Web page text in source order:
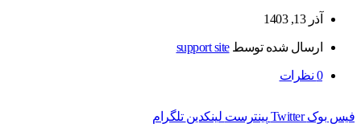
آذر 13, 1403
ارسال شده توسطsupport site
0 نظرات
فیس بوک Twitter پینترست لینکدین تلگرام